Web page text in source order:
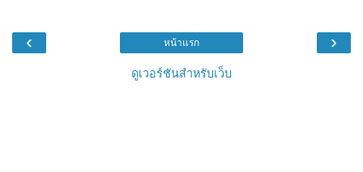
‹ ›
หน้าแรก
ดูเวอร์ชันสำหรับเว็บ